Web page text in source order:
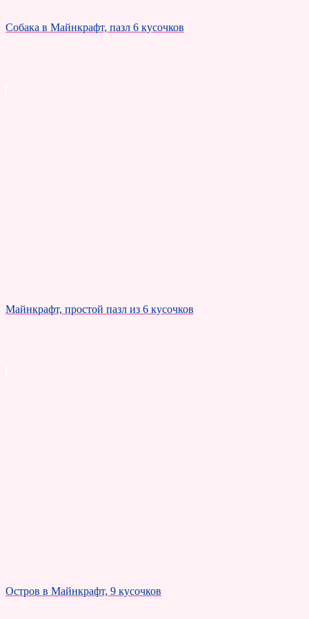
Собака в Майнкрафт, пазл 6 кусочков
Майнкрафт, простой пазл из 6 кусочков
Остров в Майнкрафт, 9 кусочков